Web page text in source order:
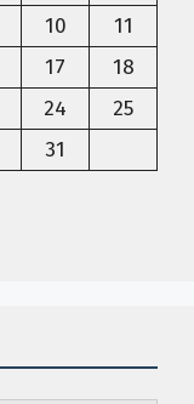
10
11
17
18
24
25
31